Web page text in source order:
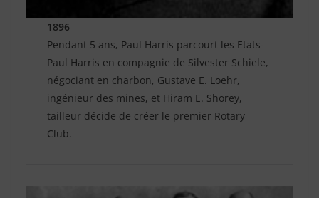
1896
Pendant 5 ans, Paul Harris parcourt les Etats-
Paul Harris en compagnie de Silvester Schiele,
négociant en charbon, Gustave E. Loehr,
ingénieur des mines, et Hiram E. Shorey,
tailleur décide de créer le premier Rotary
Club.